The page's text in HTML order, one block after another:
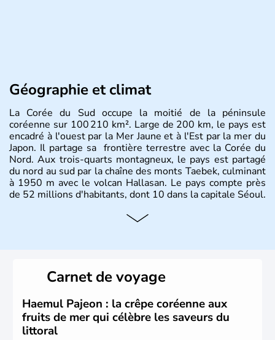
Géographie et climat
La Corée du Sud occupe la moitié de la péninsule
coréenne sur 100 210 km². Large de 200 km, le pays est
encadré à l'ouest par la Mer Jaune et à l'Est par la mer du
Japon. Il partage sa frontière terrestre avec la Corée du
Nord. Aux trois-quarts montagneux, le pays est partagé
du nord au sud par la chaîne des monts Taebek, culminant
à 1950 m avec le volcan Hallasan. Le pays compte près
de 52 millions d'habitants, dont 10 dans la capitale Séoul.
Histoire et administration
christianisme et le bouddhisme en sont les deux
principales religions. Ce pays partage sa culture avec la
Corée du Nord. Les Jeux Olympiques s’y sont déroulés en
1988, de même que la Coupe du Monde de football en
2002, en collaboration avec le Japon.
Carnet de voyage
Haemul Pajeon : la crêpe coréenne aux
fruits de mer qui célèbre les saveurs du
littoral